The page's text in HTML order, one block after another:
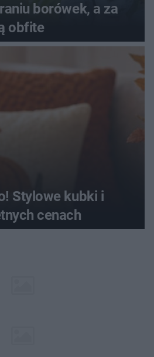
borówek, a za
obfite
Stylowe kubki i
cenach